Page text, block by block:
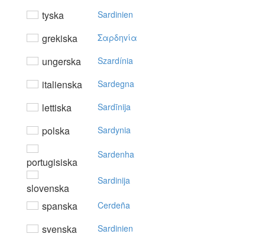
tyska Sardinien
grekiska Σαρδηvία
ungerska Szardínia
italienska Sardegna
lettiska Sardīnija
polska Sardynia
portugisiska
Sardenha
slovenska
Sardinija
spanska Cerdeña
svenska Sardinien